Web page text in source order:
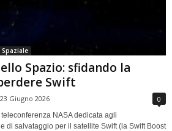
Spazio: sfidando la
Swift
23 Giugno 2026 0
NASA dedicata agli
di salvataggio per il satellite Swift (la Swift Boost